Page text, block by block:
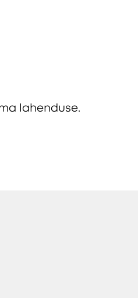
lahenduse.